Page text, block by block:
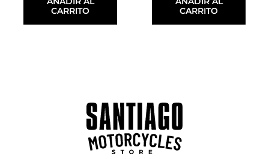
CARRITO
CARRITO
Instagram
WhatsApp
Facebook